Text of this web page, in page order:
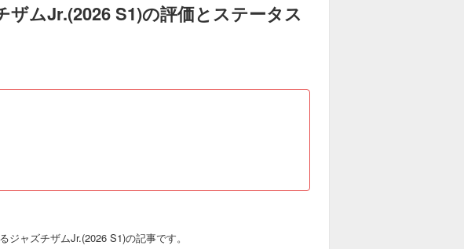
ザムJr.(2026 S1)の評価とステータス
ャズチザムJr.(2026 S1)の記事です。